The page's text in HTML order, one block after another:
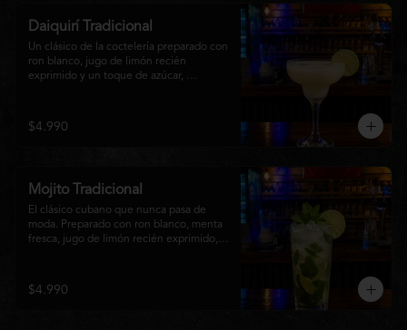
Daiquirí Tradicional
Un clásico de la coctelería preparado con
ron blanco, jugo de limón recién
exprimido y un toque de azúcar,
cóctel equilibrado, de notas cítricas y
sabor intenso, perfecto para disfrutar en
$4.990
Mojito Tradicional
El clásico cubano que nunca pasa de
moda. Preparado con ron blanco, menta
fresca, jugo de limón recién exprimido,
aromático y perfectamente equilibrado,
ideal para disfrutar en cualquier ocasión.
$4.990